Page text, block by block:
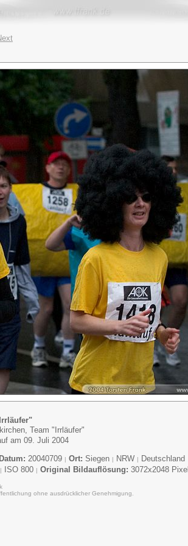
Team "Irrläufer"
am 09. Juli 2004
Datum: 20040709 | Ort: Siegen | NRW |
Deutschland
| ISO 800 | Original Bildauflösung: 3072x2048 Pixel
ohne ausdrücklicher Genehmigung.